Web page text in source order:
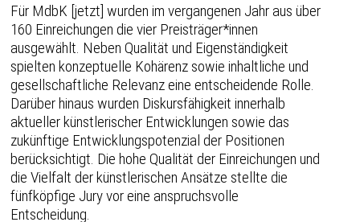
Für MdbK [jetzt] wurden im vergangenen Jahr aus über
160 Einreichungen die vier Preisträger*innen
ausgewählt. Neben Qualität und Eigenständigkeit
spielten konzeptuelle Kohärenz sowie inhaltliche und
gesellschaftliche Relevanz eine entscheidende Rolle.
Darüber hinaus wurden Diskursfähigkeit innerhalb
aktueller künstlerischer Entwicklungen sowie das
zukünftige Entwicklungspotenzial der Positionen
berücksichtigt. Die hohe Qualität der Einreichungen und
die Vielfalt der künstlerischen Ansätze stellte die
fünfköpfige Jury vor eine anspruchsvolle
Entscheidung.